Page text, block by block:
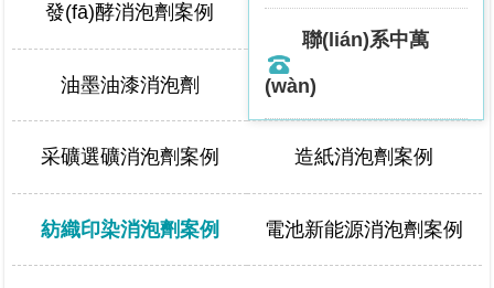
聯(lián)系中萬
(wàn)
發(fā)酵消泡劑案例 日化消泡劑案例
油墨油漆消泡劑 油田消泡劑案例
采礦選礦消泡劑案例 造紙消泡劑案例
紡織印染消泡劑案例 電池新能源消泡劑案例